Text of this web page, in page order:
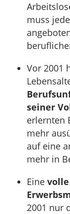
muss
Vor 2001
seiner
erlernten
mehr
auf eine
mehr in
Eine
2001 nur